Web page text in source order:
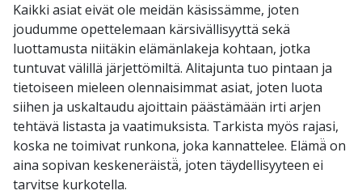
Kaikki asiat eivät ole meidän käsissämme, joten
joudumme opettelemaan kärsivällisyyttä sekä
luottamusta niitäkin elämänlakeja kohtaan, jotka
tuntuvat välillä järjettömiltä. Alitajunta tuo pintaan ja
tietoiseen mieleen olennaisimmat asiat, joten luota
siihen ja uskaltaudu ajoittain päästämään irti arjen
tehtävä listasta ja vaatimuksista. Tarkista myös rajasi,
koska ne toimivat runkona, joka kannattelee. Elämä̈ on
aina sopivan keskeneräistä̈, joten täydellisyyteen ei
tarvitse kurkotella.